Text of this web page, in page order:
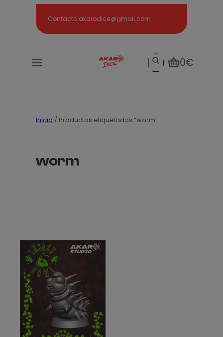
Contacto akarodice@gmail.com
Search0€
Inicio / Productos etiquetados “worm”
worm